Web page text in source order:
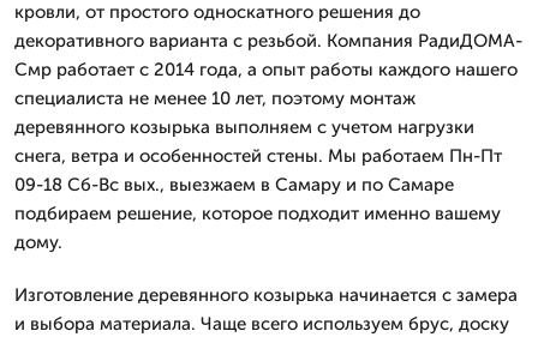
кровли, от простого односкатного решения до
декоративного варианта с резьбой. Компания РадиДОМА-
Смр работает с 2014 года, а опыт работы каждого нашего
специалиста не менее 10 лет, поэтому монтаж
деревянного козырька выполняем с учетом нагрузки
снега, ветра и особенностей стены. Мы работаем Пн-Пт
09-18 Сб-Вс вых., выезжаем в Самару и по Самаре
подбираем решение, которое подходит именно вашему
дому.
Изготовление деревянного козырька начинается с замера
и выбора материала. Чаще всего используем брус, доску